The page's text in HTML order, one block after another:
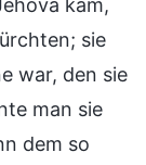
sie
war, den sie
man sie
dem so